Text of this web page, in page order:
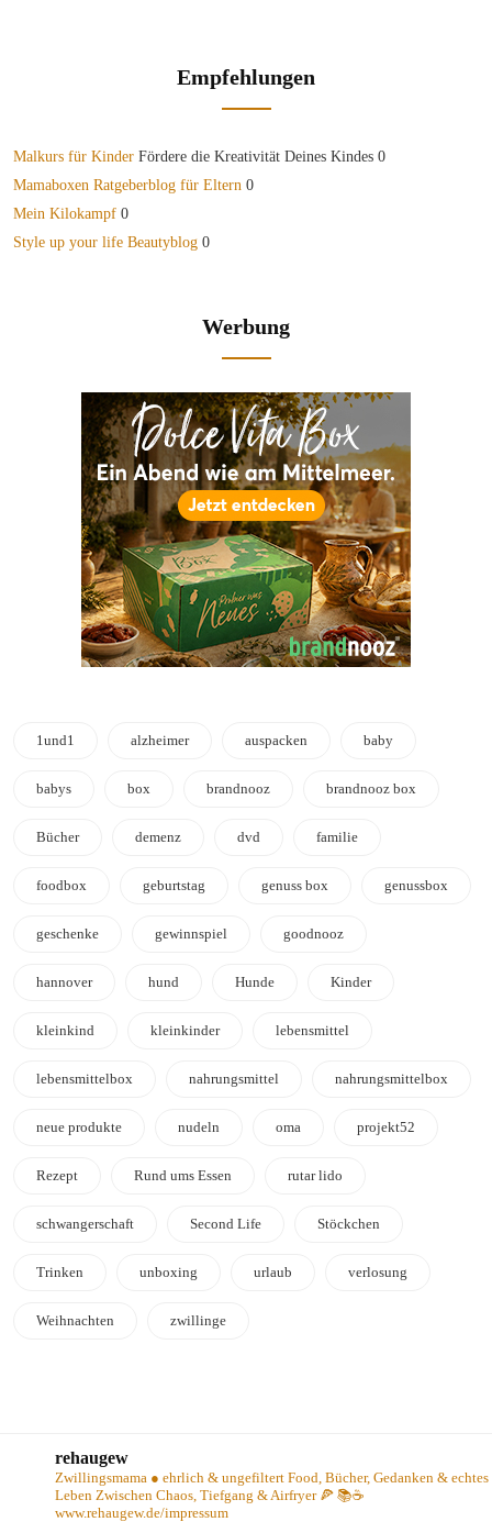
Empfehlungen
Malkurs für Kinder Fördere die Kreativität Deines Kindes 0
Mamaboxen Ratgeberblog für Eltern 0
Mein Kilokampf 0
Style up your life Beautyblog 0
Werbung
1und1 alzheimer auspacken baby
babys box brandnooz brandnooz box
Bücher demenz dvd familie
foodbox geburtstag genuss box genussbox
geschenke gewinnspiel goodnooz
hannover hund Hunde Kinder
kleinkind kleinkinder lebensmittel
lebensmittelbox nahrungsmittel nahrungsmittelbox
neue produkte nudeln oma projekt52
Rezept Rund ums Essen rutar lido
schwangerschaft Second Life Stöckchen
Trinken unboxing urlaub verlosung
Weihnachten zwillinge
rehaugew
Zwillingsmama ● ehrlich & ungefiltert Food, Bücher, Gedanken & echtes
Leben Zwischen Chaos, Tiefgang & Airfryer 🍕 📚☕️
www.rehaugew.de/impressum